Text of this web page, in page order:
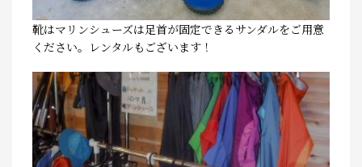
靴はマリンシューズは足首が固定できるサンダルをご用意
ください。レンタルもございます！